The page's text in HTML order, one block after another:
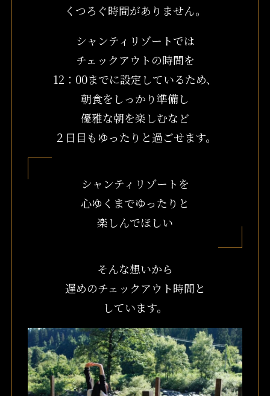
くつろぐ時間がありません。
シャンティリゾートでは
チェックアウトの時間を
12：00までに設定しているため、
朝食をしっかり準備し
優雅な朝を楽しむなど
２日目もゆったりと過ごせます。
シャンティリゾートを
心ゆくまでゆったりと
楽しんでほしい
そんな想いから
遅めのチェックアウト時間と
しています。